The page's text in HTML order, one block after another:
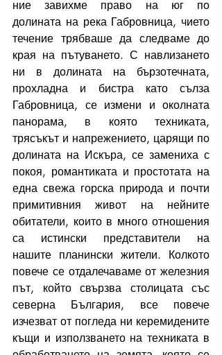
ние завихме право на юг по
долината на река Габровница, чието
течение трябваше да следваме до
края на пътуването. С навлизането
ни в долината на бързотечната,
прохладна и бистра като сълза
Габровница, се измени и околната
панорама, в която техниката,
трясъкът и напрежението, царящи по
долината на Искъра, се замениха с
покоя, романтиката и простотата на
една свежа горска природа и почти
примитивния живот на нейните
обитатели, които в много отношения
са истински представители на
нашите планински жители. Колкото
повече се отдалечаваме от железния
път, който свързва столицата със
северна България, все повече
изчезват от погледа ни керемидените
къщи и използването на техниката в